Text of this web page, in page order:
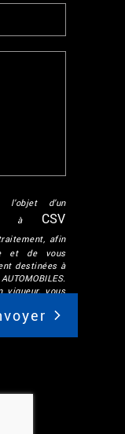
d’un
àCSV
afin
et de vous
destinées à
vigueur, vous
de
sur les
Pour plus